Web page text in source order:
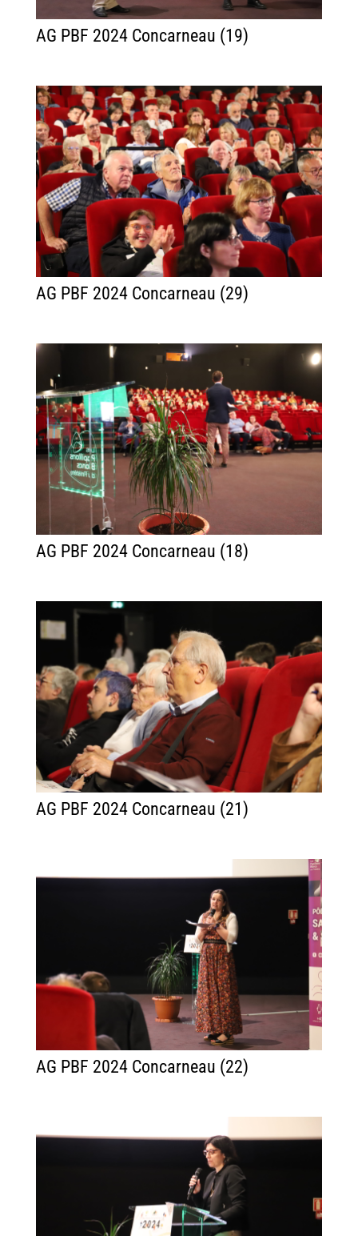
AG PBF 2024 Concarneau (19)
AG PBF 2024 Concarneau (29)
AG PBF 2024 Concarneau (18)
AG PBF 2024 Concarneau (21)
AG PBF 2024 Concarneau (22)